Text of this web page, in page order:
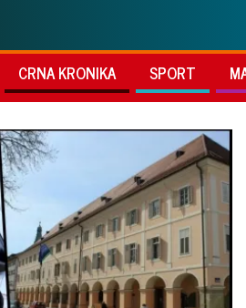
CRNA KRONIKA SPORT